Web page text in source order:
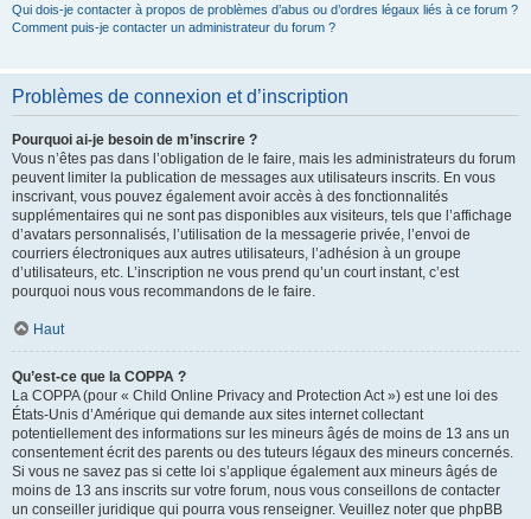
Qui dois-je contacter à propos de problèmes d’abus ou d’ordres légaux liés à ce forum ?
Comment puis-je contacter un administrateur du forum ?
Problèmes de connexion et d’inscription
Pourquoi ai-je besoin de m’inscrire ?
Vous n’êtes pas dans l’obligation de le faire, mais les administrateurs du forum
peuvent limiter la publication de messages aux utilisateurs inscrits. En vous
inscrivant, vous pouvez également avoir accès à des fonctionnalités
supplémentaires qui ne sont pas disponibles aux visiteurs, tels que l’affichage
d’avatars personnalisés, l’utilisation de la messagerie privée, l’envoi de
courriers électroniques aux autres utilisateurs, l’adhésion à un groupe
d’utilisateurs, etc. L’inscription ne vous prend qu’un court instant, c’est
pourquoi nous vous recommandons de le faire.
Haut
Qu’est-ce que la COPPA ?
La COPPA (pour « Child Online Privacy and Protection Act ») est une loi des
États-Unis d’Amérique qui demande aux sites internet collectant
potentiellement des informations sur les mineurs âgés de moins de 13 ans un
consentement écrit des parents ou des tuteurs légaux des mineurs concernés.
Si vous ne savez pas si cette loi s’applique également aux mineurs âgés de
moins de 13 ans inscrits sur votre forum, nous vous conseillons de contacter
un conseiller juridique qui pourra vous renseigner. Veuillez noter que phpBB